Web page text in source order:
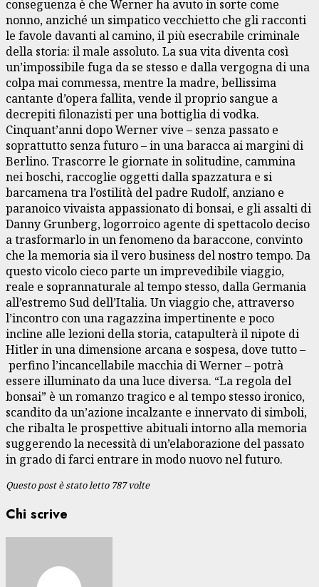
conseguenza è che Werner ha avuto in sorte come
nonno, anziché un simpatico vecchietto che gli racconti
le favole davanti al camino, il più esecrabile criminale
della storia: il male assoluto. La sua vita diventa così
un’impossibile fuga da se stesso e dalla vergogna di una
colpa mai commessa, mentre la madre, bellissima
cantante d’opera fallita, vende il proprio sangue a
decrepiti filonazisti per una bottiglia di vodka.
Cinquant’anni dopo Werner vive – senza passato e
soprattutto senza futuro – in una baracca ai margini di
Berlino. Trascorre le giornate in solitudine, cammina
nei boschi, raccoglie oggetti dalla spazzatura e si
barcamena tra l’ostilità del padre Rudolf, anziano e
paranoico vivaista appassionato di bonsai, e gli assalti di
Danny Grunberg, logorroico agente di spettacolo deciso
a trasformarlo in un fenomeno da baraccone, convinto
che la memoria sia il vero business del nostro tempo. Da
questo vicolo cieco parte un imprevedibile viaggio,
reale e soprannaturale al tempo stesso, dalla Germania
all’estremo Sud dell’Italia. Un viaggio che, attraverso
l’incontro con una ragazzina impertinente e poco
incline alle lezioni della storia, catapulterà il nipote di
Hitler in una dimensione arcana e sospesa, dove tutto –
perfino l’incancellabile macchia di Werner – potrà
essere illuminato da una luce diversa. “La regola del
bonsai” è un romanzo tragico e al tempo stesso ironico,
scandito da un’azione incalzante e innervato di simboli,
che ribalta le prospettive abituali intorno alla memoria
suggerendo la necessità di un’elaborazione del passato
in grado di farci entrare in modo nuovo nel futuro.
Questo post è stato letto 787 volte
Chi scrive